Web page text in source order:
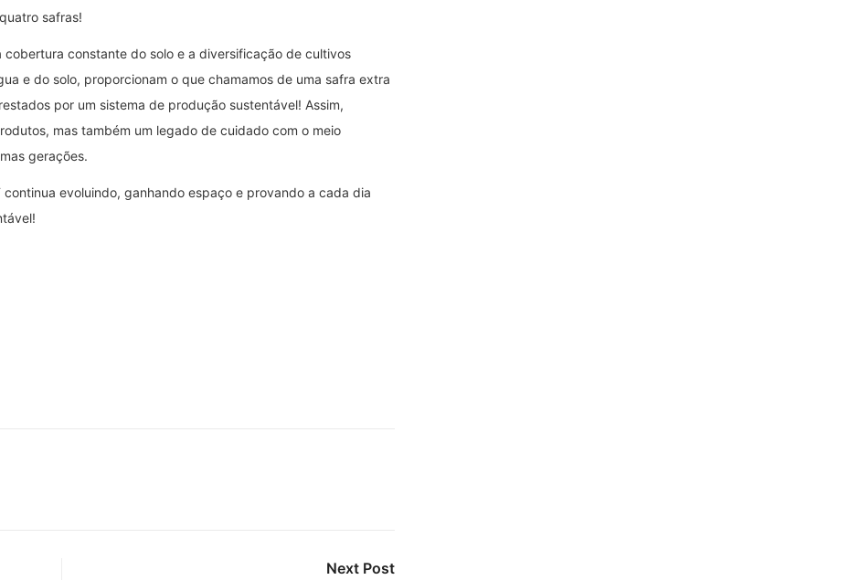
safras!
constante do solo e a diversificação de cultivos
e do solo, proporcionam o que chamamos de uma safra extra
por um sistema de produção sustentável! Assim,
mas também um legado de cuidado com o meio
gerações.
evoluindo, ganhando espaço e provando a cada dia
Next Post